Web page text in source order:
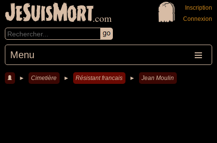
JeSuisMort.com
Menu
Inscription
Connexion
► Cimetière ► Résistant francais ► Jean Moulin